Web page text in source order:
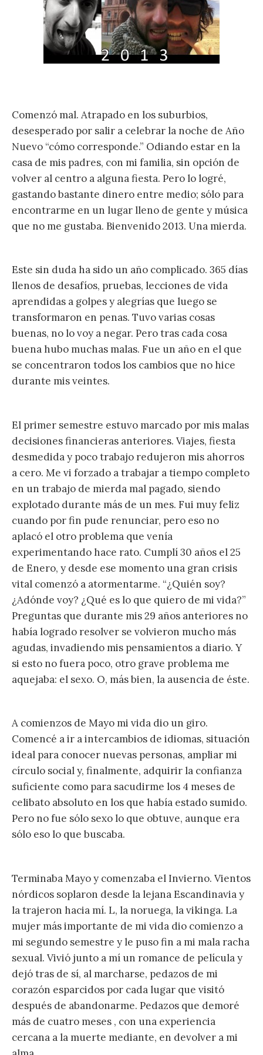
Comenzó mal. Atrapado en los suburbios,
desesperado por salir a celebrar la noche de Año
Nuevo “cómo corresponde.” Odiando estar en la
casa de mis padres, con mi familia, sin opción de
volver al centro a alguna fiesta. Pero lo logré,
gastando bastante dinero entre medio; sólo para
encontrarme en un lugar lleno de gente y música
que no me gustaba. Bienvenido 2013. Una mierda.
Este sin duda ha sido un año complicado. 365 días
llenos de desafíos, pruebas, lecciones de vida
aprendidas a golpes y alegrías que luego se
transformaron en penas. Tuvo varias cosas
buenas, no lo voy a negar. Pero tras cada cosa
buena hubo muchas malas. Fue un año en el que
se concentraron todos los cambios que no hice
durante mis veintes.
El primer semestre estuvo marcado por mis malas
decisiones financieras anteriores. Viajes, fiesta
desmedida y poco trabajo redujeron mis ahorros
a cero. Me vi forzado a trabajar a tiempo completo
en un trabajo de mierda mal pagado, siendo
explotado durante más de un mes. Fui muy feliz
cuando por fin pude renunciar, pero eso no
aplacó el otro problema que venía
experimentando hace rato. Cumplí 30 años el 25
de Enero, y desde ese momento una gran crisis
vital comenzó a atormentarme. “¿Quién soy?
¿Adónde voy? ¿Qué es lo que quiero de mi vida?”
Preguntas que durante mis 29 años anteriores no
había logrado resolver se volvieron mucho más
agudas, invadiendo mis pensamientos a diario. Y
si esto no fuera poco, otro grave problema me
aquejaba: el sexo. O, más bien, la ausencia de éste.
A comienzos de Mayo mi vida dio un giro.
Comencé a ir a intercambios de idiomas, situación
ideal para conocer nuevas personas, ampliar mi
círculo social y, finalmente, adquirir la confianza
suficiente como para sacudirme los 4 meses de
celibato absoluto en los que había estado sumido.
Pero no fue sólo sexo lo que obtuve, aunque era
sólo eso lo que buscaba.
Terminaba Mayo y comenzaba el Invierno. Vientos
nórdicos soplaron desde la lejana Escandinavia y
la trajeron hacia mí. L, la noruega, la vikinga. La
mujer más importante de mi vida dio comienzo a
mi segundo semestre y le puso fin a mi mala racha
sexual. Vivió junto a mí un romance de película y
dejó tras de sí, al marcharse, pedazos de mi
corazón esparcidos por cada lugar que visitó
después de abandonarme. Pedazos que demoré
más de cuatro meses , con una experiencia
cercana a la muerte mediante, en devolver a mi